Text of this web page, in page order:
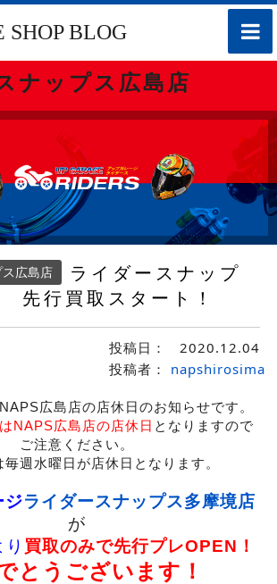
toggle
SHOP BLOG
ナップス広島店
広島店
ライダースナップ
先行買取スタート！
投稿日：
2020.12.04
投稿者：
napshirosima
広島店の店休日のお知らせです。
NAPS広島店の店休日 となりますので
ご注意ください。
毎週水曜日が店休日となります。
ジライダースナップス多摩境店
が
買取のみで先行プレOPEN！
とうございます！